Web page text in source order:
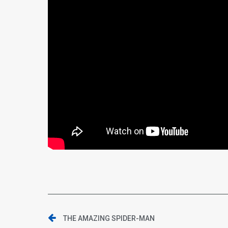
THE AMAZING SPIDER-MAN